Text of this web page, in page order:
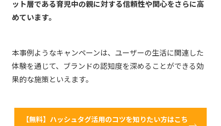
ット層である育児中の親に対する信頼性や関心をさらに高
めています。
本事例ようなキャンペーンは、ユーザーの生活に関連した
体験を通じて、ブランドの認知度を深めることができる効
果的な施策といえます。
【無料】ハッシュタグ活用のコツを知りたい方はこち